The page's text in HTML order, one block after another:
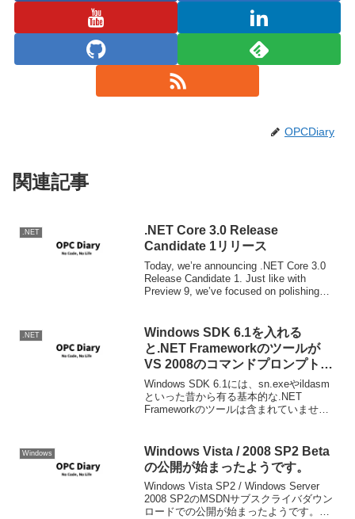
OPCDiary
関連記事
.NET
.NET Core 3.0 Release
Candidate 1リリース
Today, we’re announcing .NET Core 3.0
Release Candidate 1. Just like with
Preview 9, we’ve focused on polishing
.NET
Windows SDK 6.1を入れる
と.NET Frameworkのツールが
VS 2008のコマンドプロンプトか
ら呼び出せなくなってしまう。
Windows SDK 6.1には、sn.exeやildasm
といった昔から有る基本的な.NET
Frameworkのツールは含まれていませ
レクトリから...
Windows
Windows Vista / 2008 SP2 Beta
の公開が始まったようです。
Windows Vista SP2 / Windows Server
2008 SP2のMSDNサブスクライバダウン
ロードでの公開が始まったようです。現